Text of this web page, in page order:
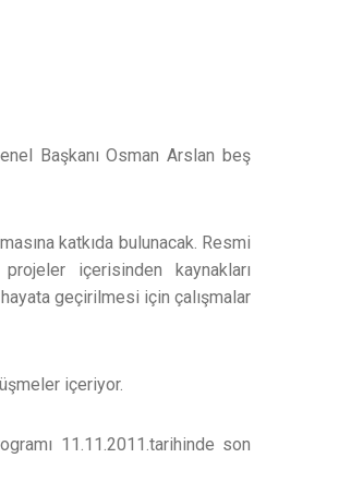
Başkanı Osman Arslan beş
katkıda bulunacak. Resmi
içerisinden kaynakları
geçirilmesi için çalışmalar
içeriyor.
11.11.2011.tarihinde son